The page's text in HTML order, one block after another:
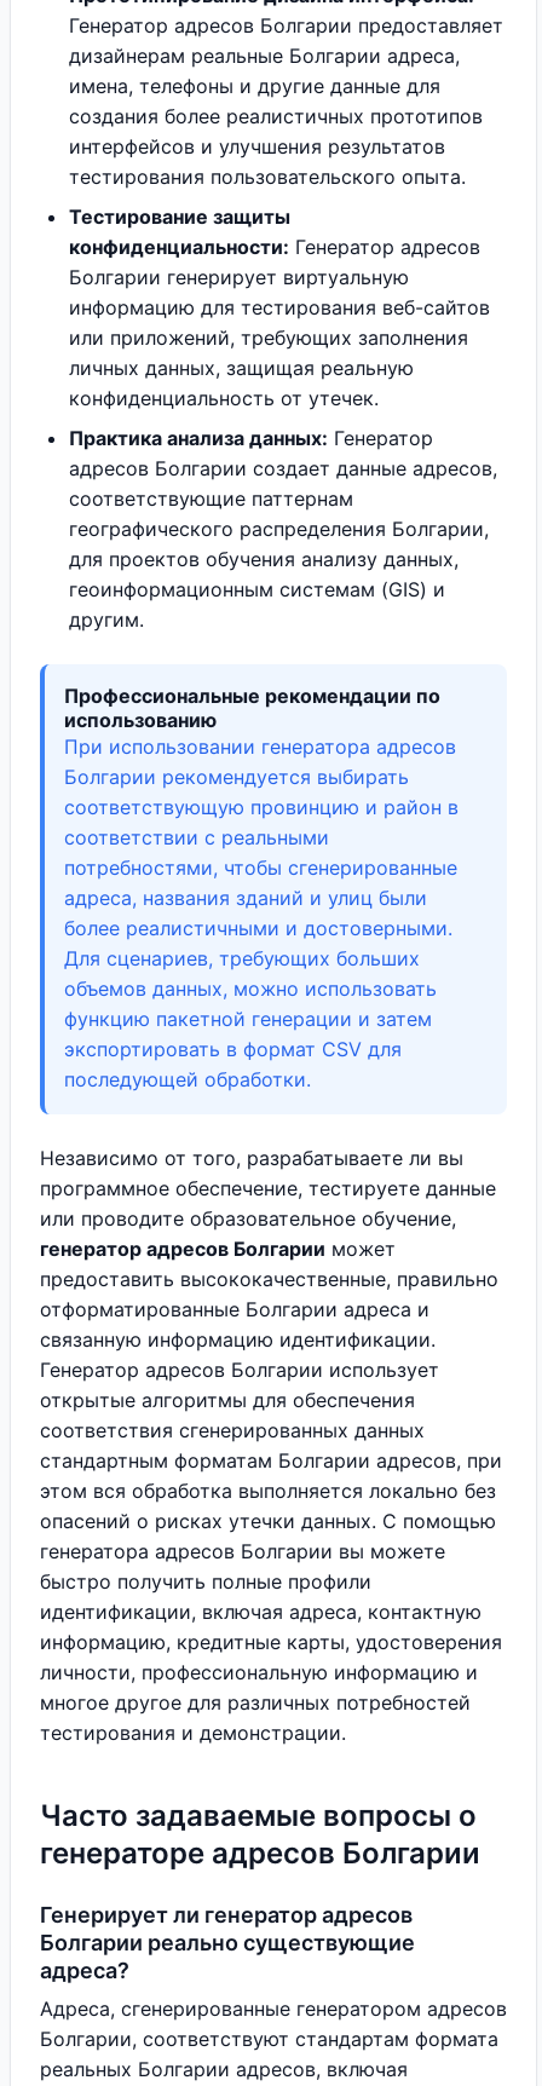
Генератор адресов Болгарии предоставляет
дизайнерам реальные Болгарии адреса,
имена, телефоны и другие данные для
создания более реалистичных прототипов
интерфейсов и улучшения результатов
тестирования пользовательского опыта.
Тестирование защиты
конфиденциальности: Генератор адресов
Болгарии генерирует виртуальную
информацию для тестирования веб-сайтов
или приложений, требующих заполнения
личных данных, защищая реальную
конфиденциальность от утечек.
Практика анализа данных: Генератор
адресов Болгарии создает данные адресов,
соответствующие паттернам
географического распределения Болгарии,
для проектов обучения анализу данных,
геоинформационным системам (GIS) и
другим.
Профессиональные рекомендации по
использованию
При использовании генератора адресов
Болгарии рекомендуется выбирать
соответствующую провинцию и район в
соответствии с реальными
потребностями, чтобы сгенерированные
адреса, названия зданий и улиц были
более реалистичными и достоверными.
Для сценариев, требующих больших
объемов данных, можно использовать
функцию пакетной генерации и затем
экспортировать в формат CSV для
последующей обработки.
Независимо от того, разрабатываете ли вы
программное обеспечение, тестируете данные
или проводите образовательное обучение,
генератор адресов Болгарии может
предоставить высококачественные, правильно
отформатированные Болгарии адреса и
связанную информацию идентификации.
Генератор адресов Болгарии использует
открытые алгоритмы для обеспечения
соответствия сгенерированных данных
стандартным форматам Болгарии адресов, при
этом вся обработка выполняется локально без
опасений о рисках утечки данных. С помощью
генератора адресов Болгарии вы можете
быстро получить полные профили
идентификации, включая адреса, контактную
информацию, кредитные карты, удостоверения
личности, профессиональную информацию и
многое другое для различных потребностей
тестирования и демонстрации.
Часто задаваемые вопросы о
генераторе адресов Болгарии
Генерирует ли генератор адресов
Болгарии реально существующие
адреса?
Адреса, сгенерированные генератором адресов
Болгарии, соответствуют стандартам формата
реальных Болгарии адресов, включая